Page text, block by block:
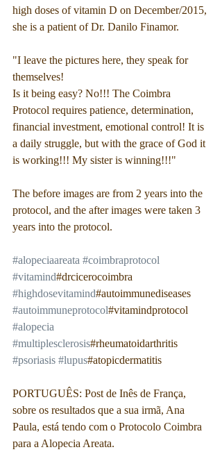
high doses of vitamin D on December/2015,
she is a patient of Dr. Danilo Finamor.
"I leave the pictures here, they speak for
themselves!
Is it being easy? No!!! The Coimbra
Protocol requires patience, determination,
financial investment, emotional control! It is
a daily struggle, but with the grace of God it
is working!!! My sister is winning!!!"
The before images are from 2 years into the
protocol, and the after images were taken 3
years into the protocol.
#alopeciaareata #coimbraprotocol
#vitamind#drcicerocoimbra
#highdosevitamind#autoimmunediseases
#autoimmuneprotocol#vitamindprotocol
#alopecia
#multiplesclerosis#rheumatoidarthritis
#psoriasis #lupus#atopicdermatitis
PORTUGUÊS: Post de Inês de França,
sobre os resultados que a sua irmã, Ana
Paula, está tendo com o Protocolo Coimbra
para a Alopecia Areata.